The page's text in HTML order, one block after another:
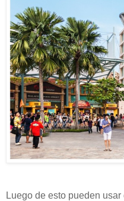
Luego de esto pueden